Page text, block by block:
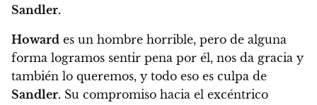
Sandler.
Howard es un hombre horrible, pero de alguna
forma logramos sentir pena por él, nos da gracia y
también lo queremos, y todo eso es culpa de
Sandler. Su compromiso hacia el excéntrico